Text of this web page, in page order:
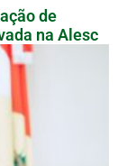
de
na Alesc